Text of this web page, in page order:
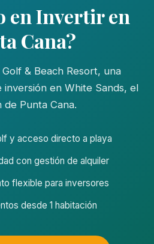
en Invertir en
Cana?
& Beach Resort, una
en White Sands, el
de Punta Cana.
y acceso directo a playa
con gestión de alquiler
flexible para inversores
desde 1 habitación